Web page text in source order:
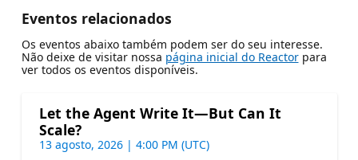
Eventos relacionados
Os eventos abaixo também podem ser do seu interesse.
Não deixe de visitar nossa página inicial do Reactorpara
ver todos os eventos disponíveis.
Let the Agent Write It—But Can It
Scale?
13 agosto, 2026 | 4:00 PM (UTC)